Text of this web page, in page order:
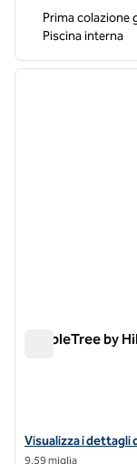
Prima colazione
Piscina interna
1 di 12
DoubleTree by
Visualizza i dettagli
Visualizza i dettagli
9,59 miglia